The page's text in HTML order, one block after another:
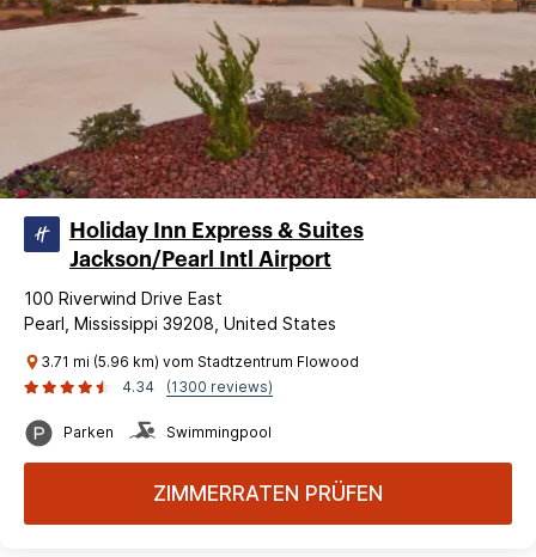
Holiday Inn Express & Suites
Jackson/Pearl Intl Airport
100 Riverwind Drive East
Pearl, Mississippi 39208, United States
3.71 mi (5.96 km) vom Stadtzentrum Flowood
4.34
(1300 reviews)
Parken Swimmingpool
ZIMMERRATEN PRÜFEN